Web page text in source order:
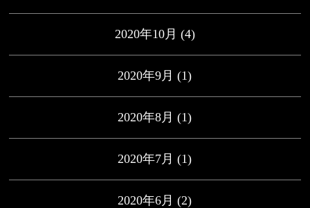
2020年10月 (4)
2020年9月 (1)
2020年8月 (1)
2020年7月 (1)
2020年6月 (2)